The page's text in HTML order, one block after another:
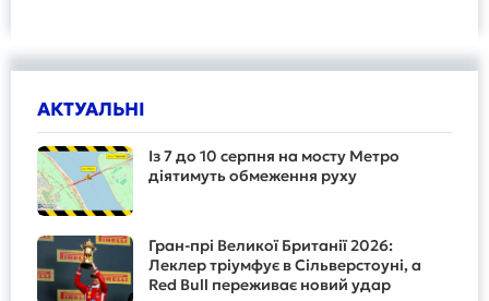
АКТУАЛЬНІ
Із 7 до 10 серпня на мосту Метро
діятимуть обмеження руху
Гран-прі Великої Британії 2026:
Леклер тріумфує в Сільверстоуні, а
Red Bull переживає новий удар